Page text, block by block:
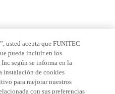
usted acepta que FUNITEC
pueda incluir en los
según se informa en la
instalación de cookies
para mejorar nuestros
con sus preferencias